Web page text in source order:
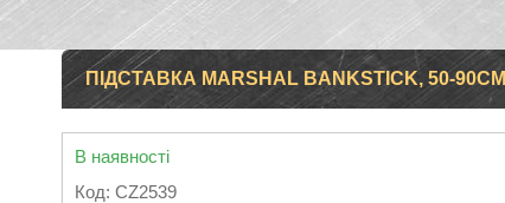
ПІДСТАВКА MARSHAL BANKSTICK, 50-90CМ
В наявності
Код: CZ2539